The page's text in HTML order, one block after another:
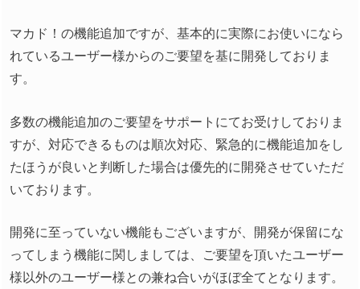
マカド！の機能追加ですが、基本的に実際にお使いになら
れているユーザー様からのご要望を基に開発しておりま
す。
多数の機能追加のご要望をサポートにてお受けしておりま
すが、対応できるものは順次対応、緊急的に機能追加をし
たほうが良いと判断した場合は優先的に開発させていただ
いております。
開発に至っていない機能もございますが、開発が保留にな
ってしまう機能に関しましては、ご要望を頂いたユーザー
様以外のユーザー様との兼ね合いがほぼ全てとなります。